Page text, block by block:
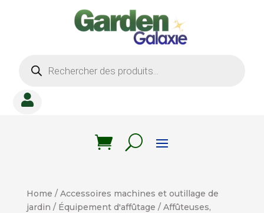
produits

Home / Accessoires machines et outillage de
jardin / Équipement d'affûtage / Affûteuses,